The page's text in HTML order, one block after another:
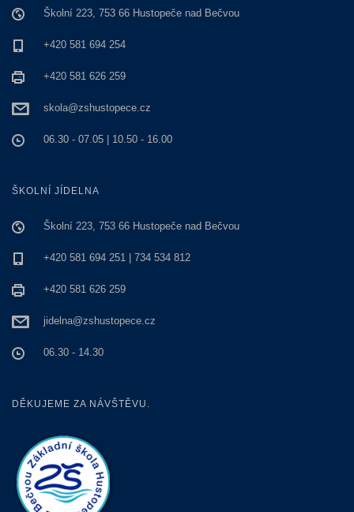
Školní 223, 753 66 Hustopeče nad Bečvou
+420 581 694 254
+420 581 626 259
skola@zshustopece.cz
06.30 - 07.05 | 10.50 - 16.00
ŠKOLNÍ JÍDELNA
Školní 223, 753 66 Hustopeče nad Bečvou
+420 581 694 251 | 734 534 812
+420 581 626 259
jidelna@zshustopece.cz
06.30 - 14.30
DĚKUJEME ZA NÁVŠTĚVU.